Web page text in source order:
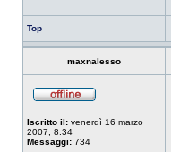
Top
maxnalesso
Iscritto il: venerdì 16 marzo
2007, 8:34
Messaggi: 734